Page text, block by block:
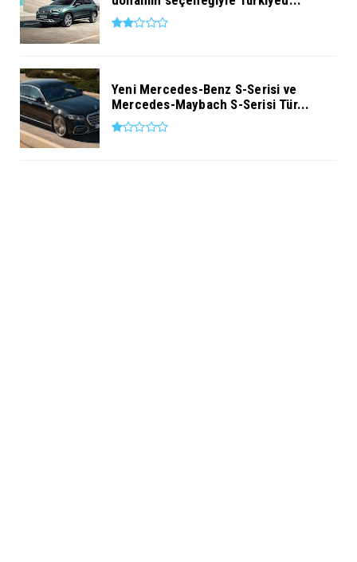
Yeni Mercedes-Benz S-Serisi ve
Mercedes-Maybach S-Serisi Tür...